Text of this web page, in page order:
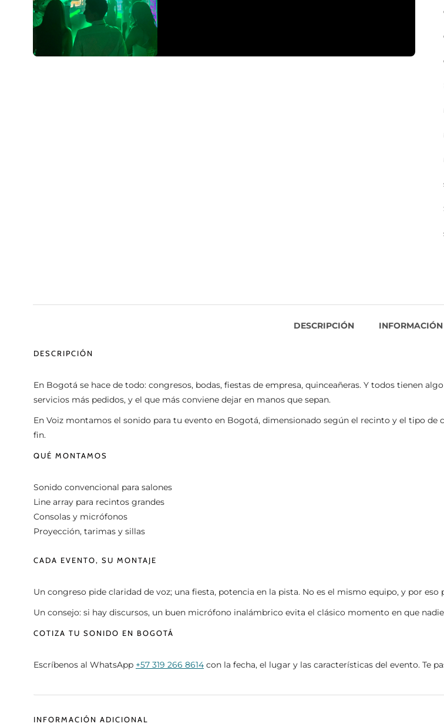
DESCRIPCIÓN
DESCRIPCIÓN
En Bogotá se hace de todo: congresos, bodas, fiestas de empresa, quinceañeras. Y todos tienen
servicios más pedidos, y el que más conviene dejar en manos que sepan.
En Voiz montamos el sonido para tu evento en Bogotá, dimensionado según el recinto y el tipo de
fin.
QUÉ MONTAMOS
Sonido convencional para salones
Line array para recintos grandes
Consolas y micrófonos
Proyección, tarimas y sillas
CADA EVENTO, SU MONTAJE
Un congreso pide claridad de voz; una fiesta, potencia en la pista. No es el mismo equipo, y por
Un consejo: si hay discursos, un buen micrófono inalámbrico evita el clásico momento en que
COTIZA TU SONIDO EN BOGOTÁ
Escríbenos al WhatsApp +57 319 266 8614 con la fecha, el lugar y las características del evento. Te
INFORMACIÓN ADICIONAL